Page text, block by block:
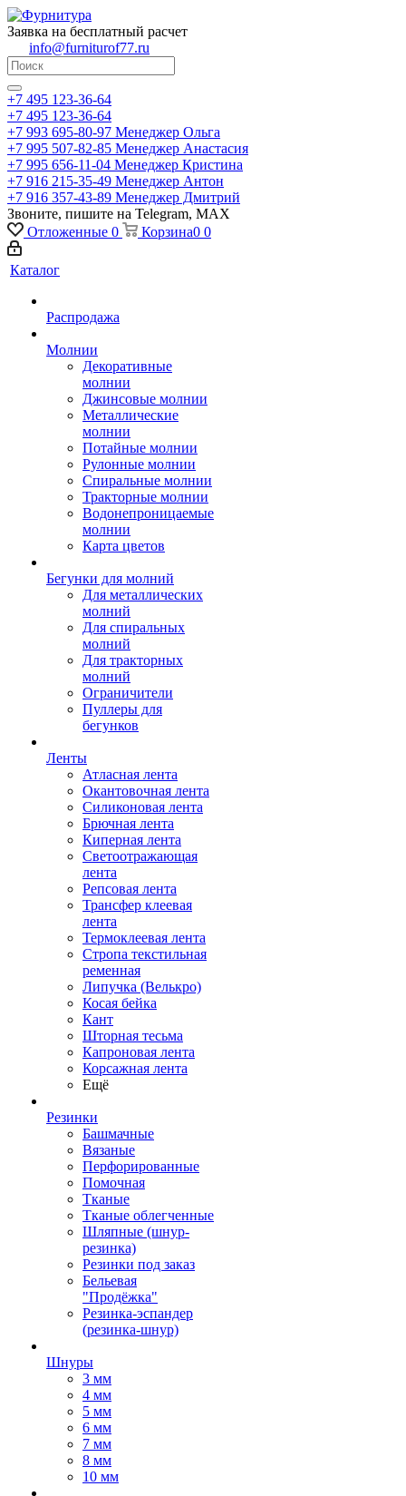
Заявка на бесплатный расчет
info@furniturof77.ru
+7 495 123-36-64
+7 495 123-36-64
+7 993 695-80-97 Менеджер Ольга
+7 995 507-82-85 Менеджер Анастасия
+7 995 656-11-04 Менеджер Кристина
+7 916 215-35-49 Менеджер Антон
+7 916 357-43-89 Менеджер Дмитрий
Звоните, пишите на Telegram, MAX
Отложенные 0 Корзина0 0
Каталог
Распродажа
Молнии
Декоративные
молнии
Джинсовые молнии
Металлические
молнии
Потайные молнии
Рулонные молнии
Спиральные молнии
Тракторные молнии
Водонепроницаемые
молнии
Карта цветов
Бегунки для молний
Для металлических
молний
Для спиральных
молний
Для тракторных
молний
Ограничители
Пуллеры для
бегунков
Ленты
Атласная лента
Окантовочная лента
Силиконовая лента
Брючная лента
Киперная лента
Светоотражающая
лента
Репсовая лента
Трансфер клеевая
лента
Термоклеевая лента
Стропа текстильная
ременная
Липучка (Велькро)
Косая бейка
Кант
Шторная тесьма
Капроновая лента
Корсажная лента
Ещё
Резинки
Башмачные
Вязаные
Перфорированные
Помочная
Тканые
Тканые облегченные
Шляпные (шнур-
резинка)
Резинки под заказ
Бельевая
"Продёжка"
Резинка-эспандер
(резинка-шнур)
Шнуры
3 мм
4 мм
5 мм
6 мм
7 мм
8 мм
10 мм